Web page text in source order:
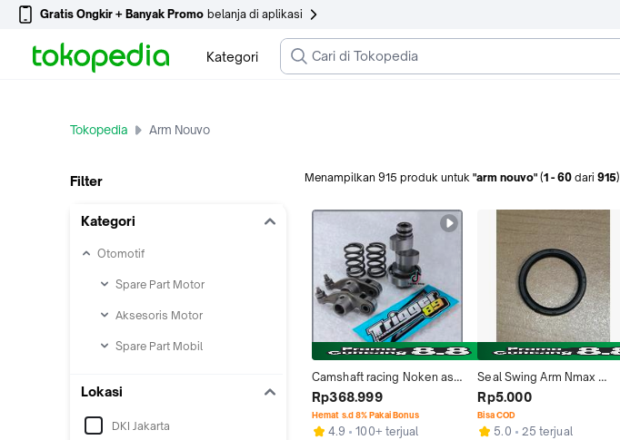
Gratis Ongkir + Banyak Promo belanja di aplikasi
Kategori
Tokopedia Arm Nouvo
Filter
Kategori
Otomotif
Spare Part Motor
Aksesoris Motor
Spare Part Mobil
Lokasi
DKI Jakarta
Menampilkan 915 produk untuk "arm nouvo" (1 -60 dari 915)
Camshaft racing Noken as
racing per klep + RRA
rocker arm Mio Nouvo Soul
Jupiter Z x1 5tp  vega zr r
Rp368.999
Hemat s.d 8% Pakai Bonus
4.9
100+ terjual
Seal Swing Arm Nmax
Aerox 155 Mio New Nouvo
Original
Rp5.000
Bisa COD
5.0
25 terjual